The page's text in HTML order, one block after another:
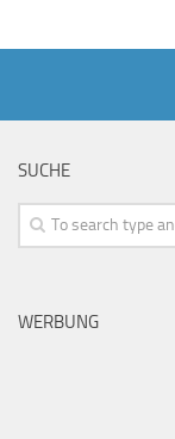
SUCHE
WERBUNG